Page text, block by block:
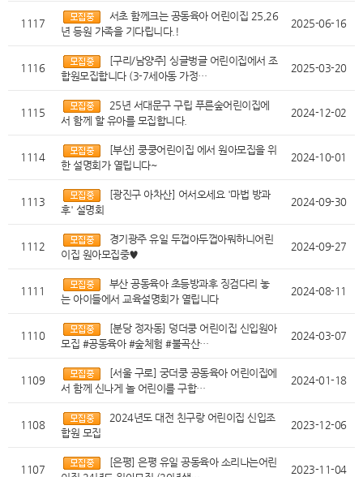
1117
서초 함께크는 공동육아 어린이집 25,26
년 등원 가족을 기다립니다.!
2025-06-16
1116
[구리/남양주] 싱글벙글 어린이집에서 조
합원모집합니다 (3-7세아동 가정…
2025-03-20
1115
25년 서대문구 구립 푸른숲어린이집에
서 함께 할 유아를 모집합니다.
2024-12-02
1114
[부산] 쿵쿵어린이집 에서 원아모집을 위
한 설명회가 열립니다~
2024-10-01
1113
[광진구 아차산] 어서오세요 '마법 방과
후' 설명회
2024-09-30
1112
경기광주 유일 두껍아두껍아뭐하니어린
이집 원아모집중♥
2024-09-27
1111
부산 공동육아 초등방과후 징검다리 놓
는 아이들에서 교육설명회가 열립니다
2024-08-11
1110
[분당 정자동] 덩더쿵 어린이집 신입원아
모집 #공동육아 #숲체험 #불곡산…
2024-03-07
1109
[서울 구로] 궁더쿵 공동육아 어린이집에
서 함께 신나게 놀 어린이를 구합…
2024-01-18
1108
2024년도 대전 친구랑 어린이집 신입조
합원 모집
2023-12-06
1107
[은평] 은평 유일 공동육아 소리나는어린
2023-11-04